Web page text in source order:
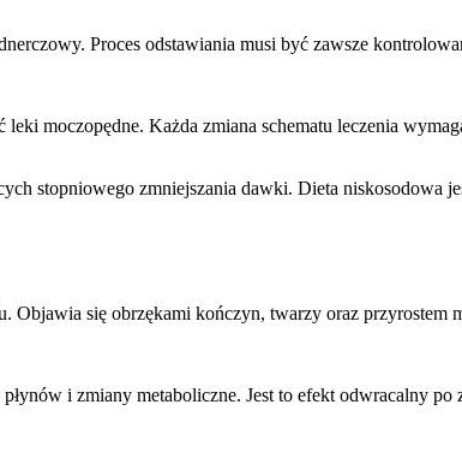
Proces odstawiania musi być zawsze
moczopędne. Każda zmiana schematu leczenia
stopniowego zmniejszania dawki. Dieta niskosodowa
się obrzękami kończyn, twarzy oraz przyrostem
i zmiany metaboliczne. Jest to efekt odwracalny po